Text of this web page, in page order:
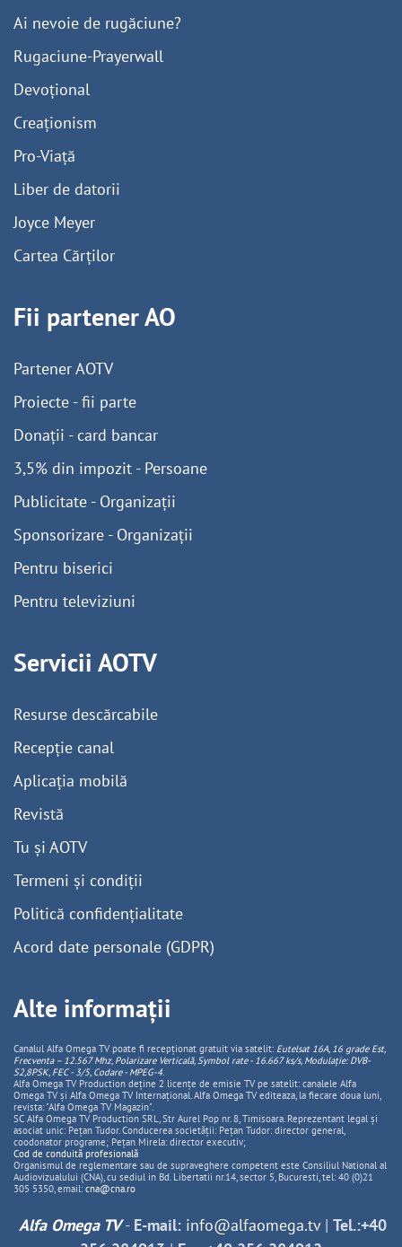
Ai nevoie de rugăciune?
Rugaciune-Prayerwall
Devoțional
Creaționism
Pro-Viață
Liber de datorii
Joyce Meyer
Cartea Cărților
Fii partener AO
Partener AOTV
Proiecte - fii parte
Donații - card bancar
3,5% din impozit - Persoane
Publicitate - Organizații
Sponsorizare - Organizații
Pentru biserici
Pentru televiziuni
Servicii AOTV
Resurse descărcabile
Recepție canal
Aplicația mobilă
Revistă
Tu și AOTV
Termeni și condiții
Politică confidențialitate
Acord date personale (GDPR)
Alte informații
Canalul Alfa Omega TV poate fi recepționat gratuit via satelit: Eutelsat 16A, 16 grade Est,
Frecventa – 12.567 Mhz, PolarizareVerticală, Symbol rate - 16.667 ks/s, Modulație: DVB-
S2,8PSK, FEC - 3/5, Codare - MPEG-4.
Alfa Omega TV Production deține 2 licențe de emisie TV pe satelit: canalele Alfa
Omega TV și Alfa Omega TV Internațional. Alfa Omega TV editeaza, la fiecare doua luni,
revista: "Alfa Omega TV Magazin".
SC Alfa Omega TV Production SRL, Str Aurel Pop nr. 8, Timisoara. Reprezentant legal și
asociat unic: Pețan Tudor. Conducerea societății: Pețan Tudor: director general,
coodonator programe; Pețan Mirela: director executiv;
Cod de conduită profesională
Organismul de reglementare sau de supraveghere competent este Consiliul National al
Audiovizualului (CNA), cu sediul in Bd. Libertatii nr.14, sector 5, Bucuresti, tel: 40 (0)21
305 5350, email: cna@cna.ro
Alfa Omega TV- E-mail: info@alfaomega.tv| Tel.:+40